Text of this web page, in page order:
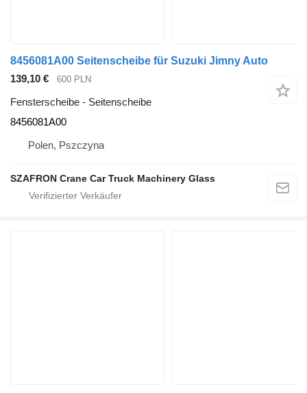
8456081A00 Seitenscheibe für Suzuki Jimny Auto
139,10 €
600 PLN
Fensterscheibe - Seitenscheibe
8456081A00
Polen, Pszczyna
SZAFRON Crane Car Truck Machinery Glass